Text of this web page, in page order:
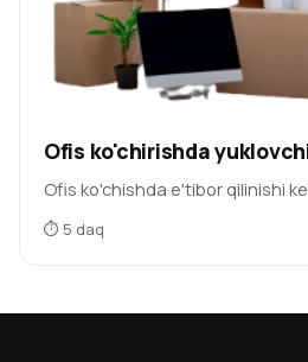
Ofis ko'chirishda
Ofis ko'chishda e'tibor qilinishi
⏱ 5 daq